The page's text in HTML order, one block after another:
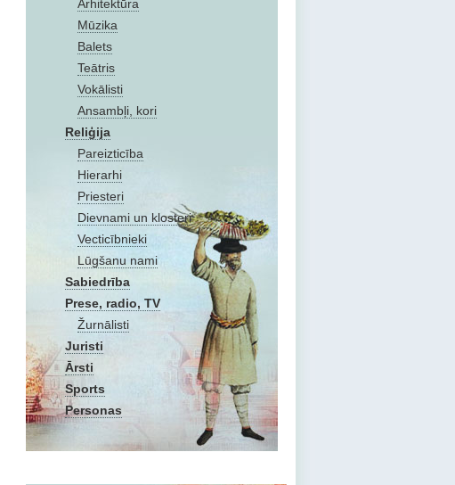
Arhitektūra
Mūzika
Balets
Teātris
Vokālisti
Ansambļi, kori
Reliģija
Pareizticība
Hierarhi
Priesteri
Dievnami un klosteri
Vecticībnieki
Lūgšanu nami
Sabiedrība
Prese, radio, TV
Žurnālisti
Juristi
Ārsti
Sports
Personas